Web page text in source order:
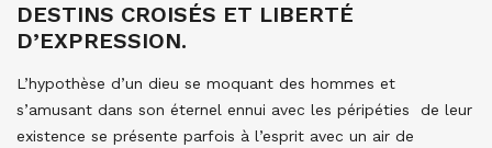
DESTINS CROISÉS ET LIBERTÉ
D’EXPRESSION.
L’hypothèse d’un dieu se moquant des hommes et
s’amusant dans son éternel ennui avec les péripéties de leur
existence se présente parfois à l’esprit avec un air de